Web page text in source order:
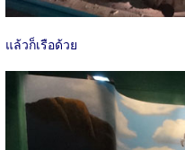
แล้วก็เรือด้วย